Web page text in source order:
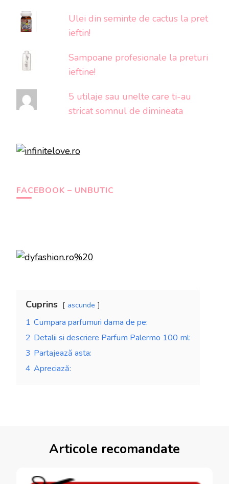
Ulei din seminte de cactus la pret
ieftin!
Sampoane profesionale la preturi
ieftine!
5 utilaje sau unelte care ti-au
stricat somnul de dimineata
FACEBOOK – UNBUTIC
Cuprins ascunde
1 Cumpara parfumuri dama de pe:
2 Detalii si descriere Parfum Palermo 100 ml:
3 Partajează asta:
4 Apreciază:
Articole recomandate